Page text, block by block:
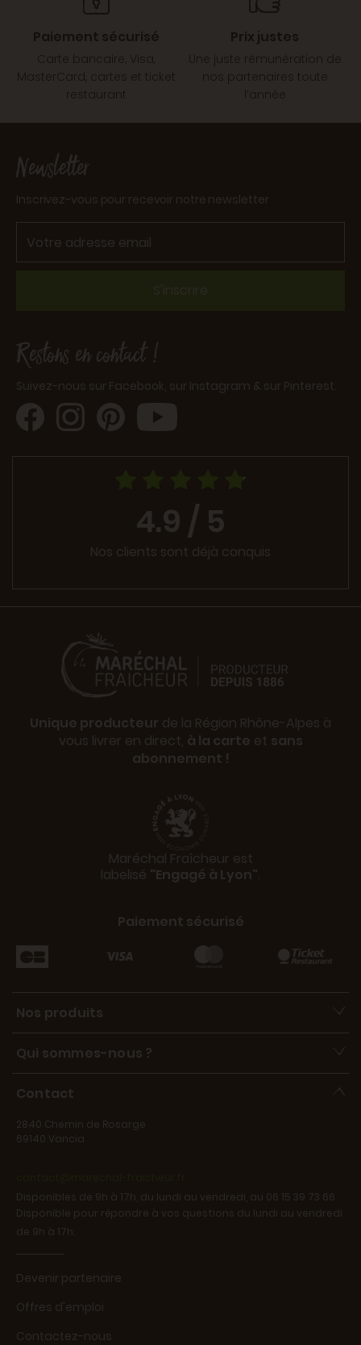
Paiement sécurisé
Carte bancaire, Visa,
MasterCard, cartes et ticket
restaurant
Prix justes
Une juste rémunération de
nos partenaires toute
l’année
Newsletter
Inscrivez-vous pour recevoir notre newsletter
S'inscrire
Restons en contact !
Suivez-nous sur Facebook, sur Instagram & sur Pinterest.
4.9 / 5
Nos clients sont déjà conquis
Unique producteur de la Région Rhône-Alpes à
vous livrer en direct, à la carte et sans
abonnement !
Maréchal Fraîcheur est
labelisé "Engagé à Lyon".
Paiement sécurisé
Nos produits
Qui sommes-nous ?
Contact
2840 Chemin de Rosarge
69140 Vancia
Disponibles de 9h à 17h, du lundi au vendredi, au 06 15 39 73 66.
Disponible pour répondre à vos questions du lundi au vendredi
de 9h à 17h.
Devenir partenaire
Offres d'emploi
Contactez-nous